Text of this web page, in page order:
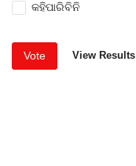
କହିପାରିବିନି
Vote View Results